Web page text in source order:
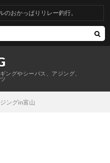
ングやシーバス、アジング、
りリレー釣行。
ングin富山